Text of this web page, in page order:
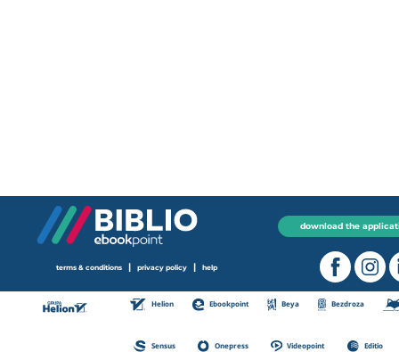
download the
terms & conditions | privacy policy | help
Helion Ebookpoint Beya Bezdroza
Sensus Onepress Videopoint Editio